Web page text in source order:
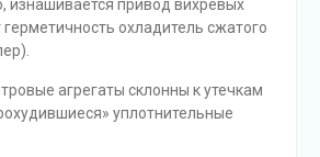
изнашивается привод вихревых
герметичность охладитель сжатого
агрегаты склонны к утечкам
уплотнительные